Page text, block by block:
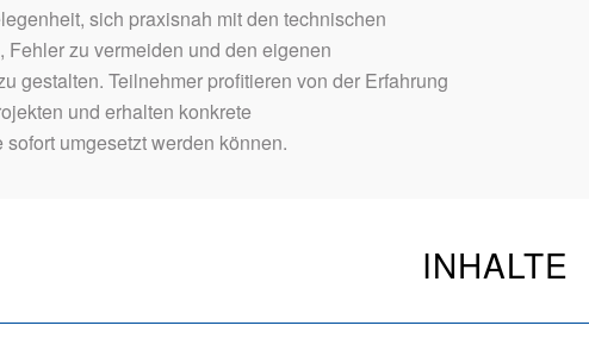
sich praxisnah mit den technischen
zu vermeiden und den eigenen
gestalten. Teilnehmer profitieren von der Erfahrung
und erhalten konkrete
umgesetzt werden können.
INHALTE